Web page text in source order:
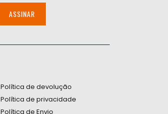
ASSINAR
Política de devolução
Política de privacidade
Política de Envio